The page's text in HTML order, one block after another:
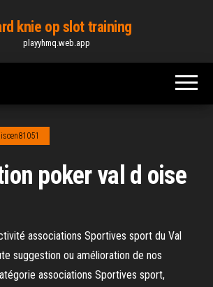
knie op slot training
playyhmq.web.app
poker val d oise
associations Sportives sport du Val
suggestion ou amélioration de nos
associations Sportives sport,